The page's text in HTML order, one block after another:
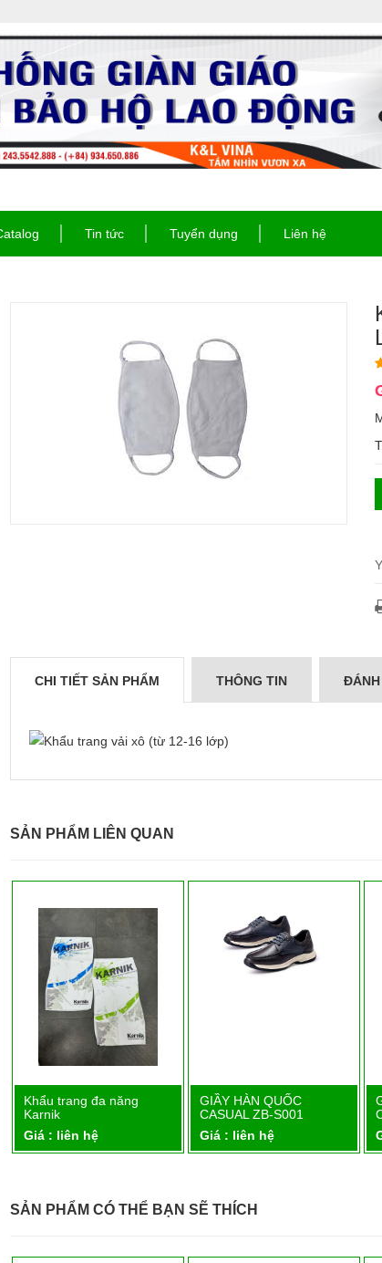
Tin tức Tuyển dụng Liên hệ
CHI TIẾT SẢN PHẨM THÔNG TIN
SẢN PHẨM LIÊN QUAN
Chi tiết
năng
Chi tiết
GIẦY HÀN QUỐC
CASUAL ZB-S001
Chi
GIẦY HÀN
CASUAL ZB-
SẢN PHẨM CÓ THỂ BẠN SẼ THÍCH